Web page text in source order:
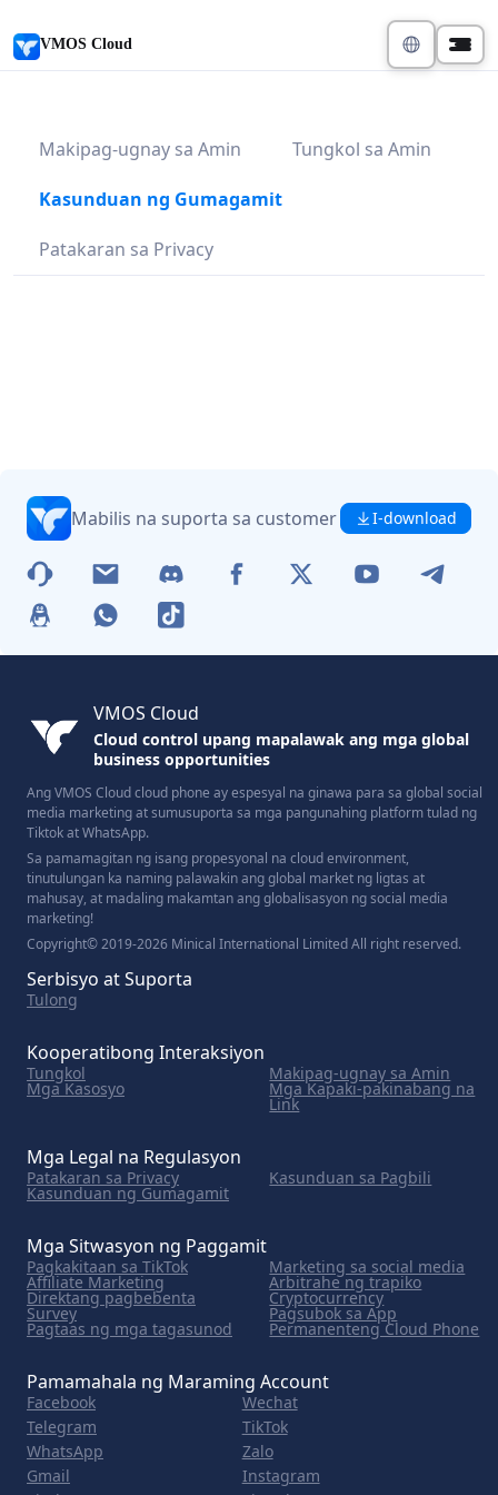
VMOS Cloud
Makipag-ugnay sa Amin Tungkol sa Amin
Kasunduan ng Gumagamit
Patakaran sa Privacy
Mabilis na suporta sa customer I-download
VMOS Cloud
Cloud control upang mapalawak ang mga global
business opportunities
Ang VMOS Cloud cloud phone ay espesyal na ginawa para sa global social
media marketing at sumusuporta sa mga pangunahing platform tulad ng
Tiktok at WhatsApp.
Sa pamamagitan ng isang propesyonal na cloud environment,
tinutulungan ka naming palawakin ang global market ng ligtas at
mahusay, at madaling makamtan ang globalisasyon ng social media
marketing!
Copyright© 2019-2026 Minical International Limited All right reserved.
Serbisyo at Suporta
Tulong
Kooperatibong Interaksiyon
Tungkol Makipag-ugnay sa Amin
Mga Kasosyo Mga Kapaki-pakinabang na
Link
Mga Legal na Regulasyon
Patakaran sa Privacy Kasunduan sa Pagbili
Kasunduan ng Gumagamit
Mga Sitwasyon ng Paggamit
Pagkakitaan sa TikTok Marketing sa social media
Affiliate Marketing Arbitrahe ng trapiko
Direktang pagbebenta Cryptocurrency
Survey Pagsubok sa App
Pagtaas ng mga tagasunod Permanenteng Cloud Phone
Pamamahala ng Maraming Account
Facebook
Wechat
Telegram
TikTok
WhatsApp
Zalo
Gmail
Instagram